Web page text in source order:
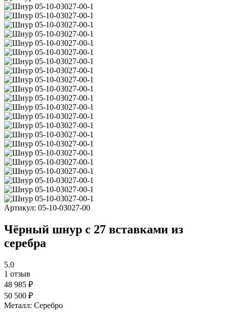
Артикул: 05-10-03027-00
Чёрный шнур с 27 вставками из
серебра
5.0
1 отзыв
48 985 ₽
50 500 ₽
Металл: Серебро